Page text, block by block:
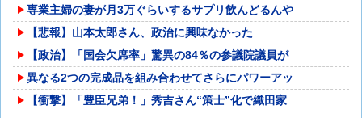
専業主婦の妻が月3万ぐらいするサプリ飲んどるんや
【悲報】山本太郎さん、政治に興味なかった
【政治】「国会欠席率」驚異の84％の参議院議員が
異なる2つの完成品を組み合わせてさらにパワーアッ
【衝撃】「豊臣兄弟！」秀吉さん“策士”化で織田家